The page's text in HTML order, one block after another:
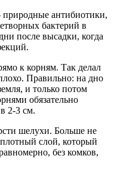
антибиотики,
бактерий в
после высадки, когда
к корням. Так делал
Правильно: на дно
и только потом
обязательно
2-3 см.
шелухи. Больше не
слой, который
без комков,